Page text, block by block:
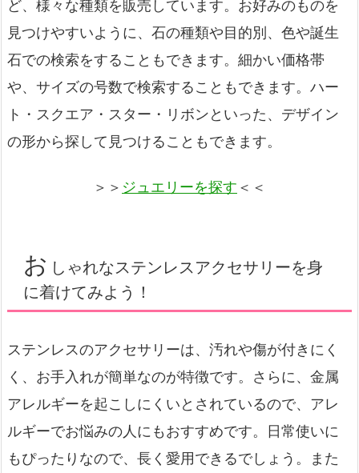
ど、様々な種類を販売しています。お好みのものを
見つけやすいように、石の種類や目的別、色や誕生
石での検索をすることもできます。細かい価格帯
や、サイズの号数で検索することもできます。ハー
ト・スクエア・スター・リボンといった、デザイン
の形から探して見つけることもできます。
＞＞ ジュエリーを探す ＜＜
お しゃれなステンレスアクセサリーを身
に着けてみよう！
ステンレスのアクセサリーは、汚れや傷が付きにく
く、お手入れが簡単なのが特徴です。さらに、金属
アレルギーを起こしにくいとされているので、アレ
ルギーでお悩みの人にもおすすめです。日常使いに
もぴったりなので、長く愛用できるでしょう。また